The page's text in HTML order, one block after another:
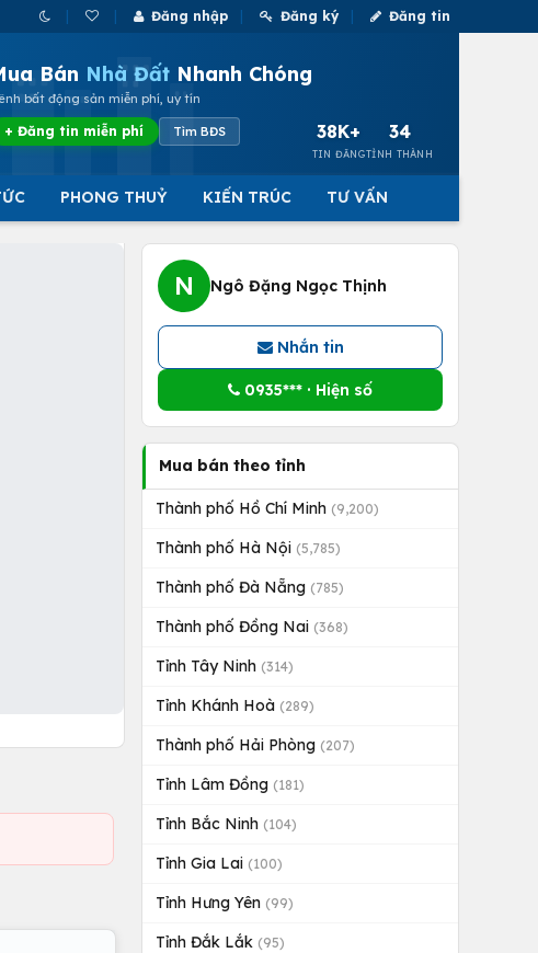
Đăng nhập Đăng ký Đăng tin
Bán Nhà Đất Nhanh Chóng
bất động sản miễn phí, uy tín
+ Đăng tin miễn phí Tìm BĐS 38K+
TIN ĐĂNG
34
TỈNH THÀNH
PHONG THUỶ KIẾN TRÚC TƯ VẤN
N Ngô Đặng Ngọc Thịnh
Nhắn tin
0935*** · Hiện số
Mua bán theo tỉnh
Thành phố Hồ Chí Minh (9,200)
Thành phố Hà Nội (5,785)
Thành phố Đà Nẵng (785)
Thành phố Đồng Nai (368)
Tỉnh Tây Ninh (314)
Tỉnh Khánh Hoà (289)
Thành phố Hải Phòng (207)
Tỉnh Lâm Đồng (181)
Tỉnh Bắc Ninh (104)
Tỉnh Gia Lai (100)
Tỉnh Hưng Yên (99)
Tỉnh Đắk Lắk (95)